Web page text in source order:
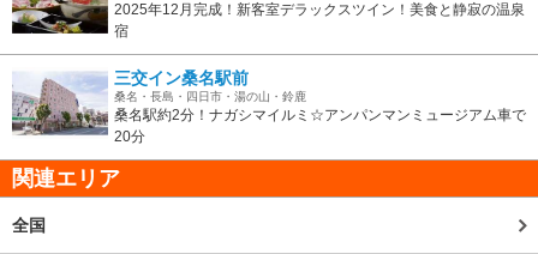
2025年12月完成！新客室デラックスツイン！美食と静寂の温泉
宿
三交イン桑名駅前
桑名・長島・四日市・湯の山・鈴鹿
桑名駅約2分！ナガシマイルミ☆アンパンマンミュージアム車で
20分
関連エリア
全国